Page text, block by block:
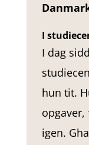
I
I dag
hun tit.
opgaver,
igen.